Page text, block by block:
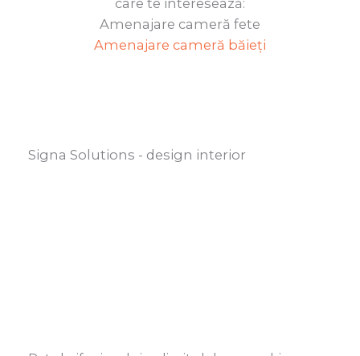
Amenajare cameră fete
Amenajare cameră băieți
Signa Solutions - design interior